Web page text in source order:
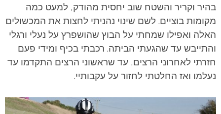
בהיר וקריר והשטח שוב יחסית מהודק, למעט כמה
מקומות בוציים. לשם שינוי נהניתי לחצות את המכשולים
האלה ואפילו שמחתי על הבוץ שהושפרץ על נעלי ורגלי
והתייבש עד שהגעתי הביתה. רכבתי בכיף ומידי פעם
חזרתי לאחרוני הרצים, עד שראשוני הרצים התקדמו עד
נעלמו ואז החלטתי לחזור על עקבותיי.